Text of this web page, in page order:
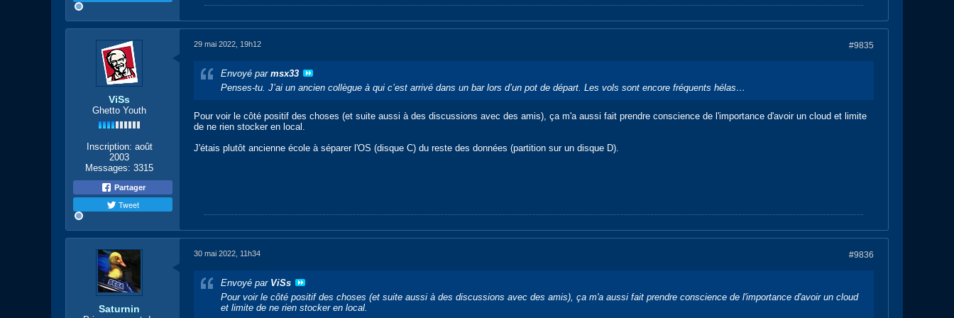
ViSs
Ghetto Youth
Inscription: août
2003
Messages: 3315
Partager
Tweet
#9835
29 mai 2022, 19h12
Envoyé par msx33
Penses-tu. J’ai un ancien collègue à qui c’est arrivé dans un bar lors d’un pot de départ. Les vols sont encore fréquents hélas…
Pour voir le côté positif des choses (et suite aussi à des discussions avec des amis), ça m'a aussi fait prendre conscience de l'importance d'avoir un cloud et limite
de ne rien stocker en local.
J'étais plutôt ancienne école à séparer l'OS (disque C) du reste des données (partition sur un disque D).
Saturnin
#9836
30 mai 2022, 11h34
Envoyé par ViSs
Pour voir le côté positif des choses (et suite aussi à des discussions avec des amis), ça m'a aussi fait prendre conscience de l'importance d'avoir un cloud
et limite de ne rien stocker en local.